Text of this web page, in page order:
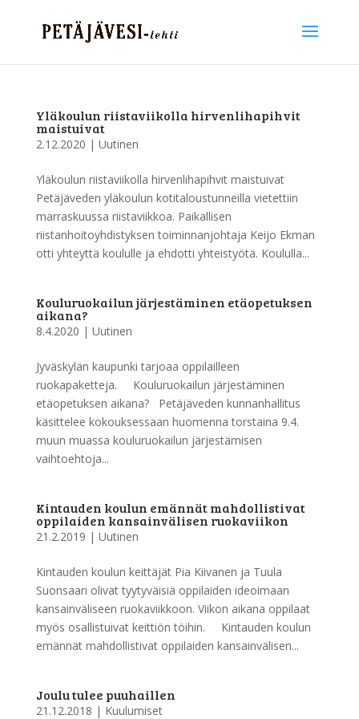
Yläkoulun riistaviikolla hirvenlihapihvit
maistuivat
2.12.2020 | Uutinen
Yläkoulun riistaviikolla hirvenlihapihvit maistuivat
Petäjäveden yläkoulun kotitaloustunneilla vietettiin
marraskuussa riistaviikkoa. Paikallisen
riistanhoitoyhdistyksen toiminnanjohtaja Keijo Ekman
otti yhteyttä koululle ja ehdotti yhteistyötä. Koululla...
Kouluruokailun järjestäminen etäopetuksen
aikana?
8.4.2020 | Uutinen
Jyväskylän kaupunki tarjoaa oppilailleen
ruokapaketteja. Kouluruokailun järjestäminen
etäopetuksen aikana? Petäjäveden kunnanhallitus
käsittelee kokouksessaan huomenna torstaina 9.4.
muun muassa kouluruokailun järjestämisen
vaihtoehtoja...
Kintauden koulun emännät mahdollistivat
oppilaiden kansainvälisen ruokaviikon
21.2.2019 | Uutinen
Kintauden koulun keittäjät Pia Kiivanen ja Tuula
Suonsaari olivat tyytyväisiä oppilaiden ideoimaan
kansainväliseen ruokaviikkoon. Viikon aikana oppilaat
myös osallistuivat keittiön töihin. Kintauden koulun
emännät mahdollistivat oppilaiden kansainvälisen...
Joulu tulee puuhaillen
21.12.2018 | Kuulumiset